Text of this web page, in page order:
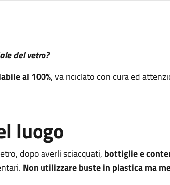
del vetro?
al 100%, va riciclato con cura ed
luogo
dopo averli sciacquati, bottiglie e
Non utilizzare buste in plastica ma